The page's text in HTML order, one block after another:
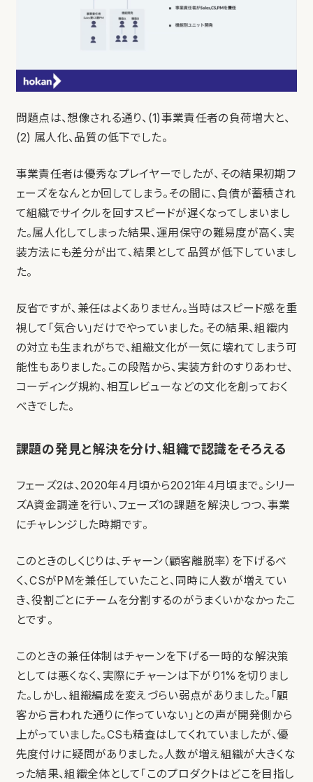
問題点は、想像される通り、(1)事業責任者の負荷増大と、
(2) 属人化、品質の低下でした。
事業責任者は優秀なプレイヤーでしたが、その結果初期フ
ェーズをなんとか回してしまう。その間に、負債が蓄積され
て組織でサイクルを回すスピードが遅くなってしまいまし
た。属人化してしまった結果、運用保守の難易度が高く、実
装方法にも差分が出て、結果として品質が低下していまし
た。
反省ですが、兼任はよくありません。当時はスピード感を重
視して「気合い」だけでやっていました。その結果、組織内
の対立も生まれがちで、組織文化が一気に壊れてしまう可
能性もありました。この段階から、実装方針のすりあわせ、
コーディング規約、相互レビューなどの文化を創っておく
べきでした。
課題の発見と解決を分け、組織で認識をそろえる
フェーズ2は、2020年4月頃から2021年4月頃まで。シリー
ズA資金調達を行い、フェーズ1の課題を解決しつつ、事業
にチャレンジした時期です。
このときのしくじりは、チャーン（顧客離脱率）を下げるべ
く、CSがPMを兼任していたこと、同時に人数が増えてい
き、役割ごとにチームを分割するのがうまくいかなかったこ
とです。
このときの兼任体制はチャーンを下げる一時的な解決策
としては悪くなく、実際にチャーンは下がり1%を切りまし
た。しかし、組織編成を変えづらい弱点がありました。「顧
客から言われた通りに作っていない」との声が開発側から
上がっていました。CSも精査はしてくれていましたが、優
先度付けに疑問がありました。人数が増え組織が大きくな
った結果、組織全体として「このプロダクトはどこを目指し